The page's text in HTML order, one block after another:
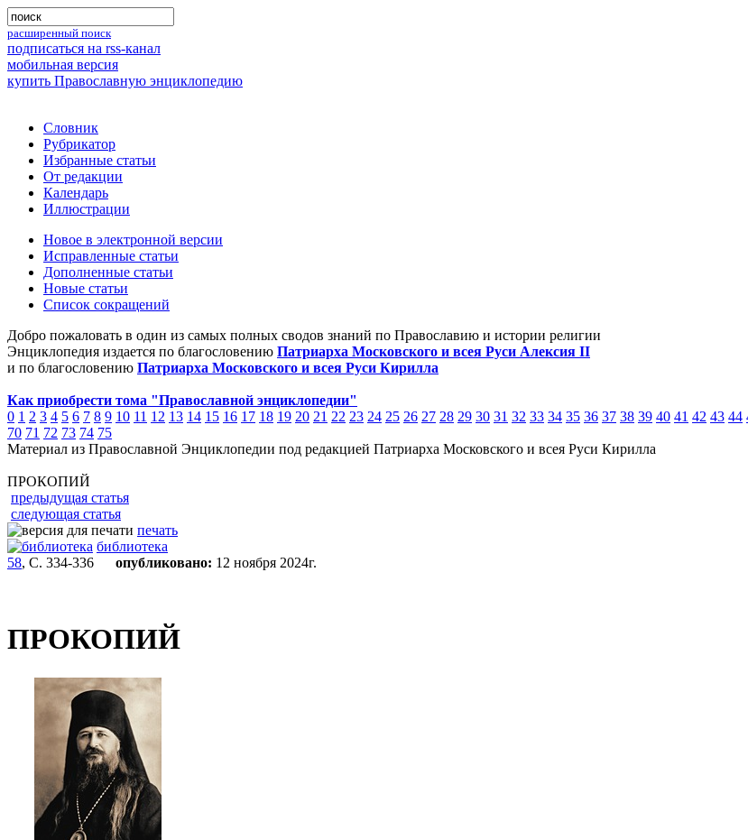
расширенный поиск
подписаться на rss-канал
мобильная версия
купить Православную энциклопедию
Словник
Рубрикатор
Избранные статьи
От редакции
Календарь
Иллюстрации
Новое в электронной версии
Исправленные статьи
Дополненные статьи
Новые статьи
Список сокращений
Добро пожаловать в один из самых полных сводов знаний по Православию и истории религии
Энциклопедия издается по благословению Патриарха Московского и всея Руси Алексия II
и по благословению Патриарха Московского и всея Руси Кирилла
Как приобрести тома "Православной энциклопедии"
0 1 2 3 4 5 6 7 8 9 10 11 12 13 14 15 16 17 18 19 20 21 22 23 24 25 26 27 28 29 30 31 32 33 34 35 36 37 38 39 40 41 42 43 44
70 71 72 73 74 75
Материал из Православной Энциклопедии под редакцией Патриарха Московского и всея Руси Кирилла
ПРОКОПИЙ
предыдущая статья
следующая статья
печать
библиотека
58, С. 334-336 опубликовано: 12 ноября 2024г.
ПРОКОПИЙ